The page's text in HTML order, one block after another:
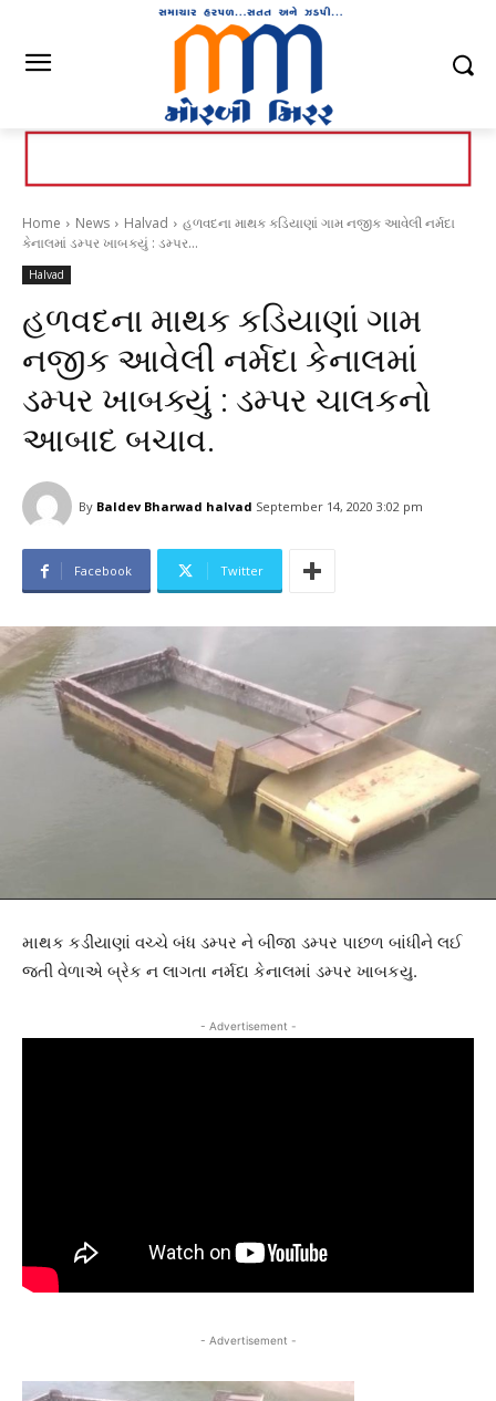
Home News Halvad
હળવદના માથક કડિયાણાં ગામ નજીક આવેલી નર્મદા
કેનાલમાં ડમ્પર ખાબક્યું : ડમ્પર...
Halvad
હળવદના માથક કડિયાણાં ગામ
નજીક આવેલી નર્મદા કેનાલમાં
ડમ્પર ખાબક્યું : ડમ્પર ચાલકનો
આબાદ બચાવ.
By Baldev Bharwad halvad September 14, 2020 3:02 pm
Facebook Twitter
માથક કડીયાણાં વચ્ચે બંધ ડમ્પર ને બીજા ડમ્પર પાછળ બાંધીને લઈ
જતી વેળાએ બ્રેક ન લાગતા નર્મદા કેનાલમાં ડમ્પર ખાબકયુ.
- Advertisement -
- Advertisement -